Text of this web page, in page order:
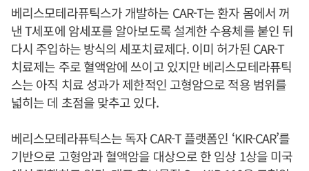
베리스모테라퓨틱스가 개발하는 CAR-T는 환자 몸에서 꺼
낸 T세포에 암세포를 알아보도록 설계한 수용체를 붙인 뒤
다시 주입하는 방식의 세포치료제다. 이미 허가된 CAR-T
치료제는 주로 혈액암에 쓰이고 있지만 베리스모테라퓨틱
스는 아직 치료 성과가 제한적인 고형암으로 적용 범위를
넓히는 데 초점을 맞추고 있다.
베리스모테라퓨틱스는 독자 CAR-T 플랫폼인 ‘KIR-CAR’를
기반으로 고형암과 혈액암을 대상으로 한 임상 1상을 미국